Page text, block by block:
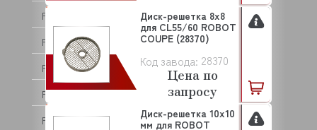
FOLLETT
FOODATLAS
FORCAR
FORNI FIORINI
FRIMONT
Код завода: 28370
Диск-решетка 8х8
для CL55/60 ROBOT
COUPE (28370)
Цена по
запросу
Диск-решетка 10х10
мм для ROBOT